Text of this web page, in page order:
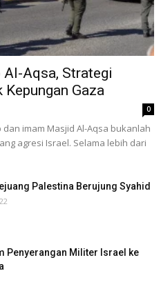
Al-Aqsa, Strategi
Gaza
0
imam Masjid Al-Aqsa bukanlah
agresi Israel. Selama lebih dari
Palestina Berujung Syahid
Penyerangan Militer Israel ke